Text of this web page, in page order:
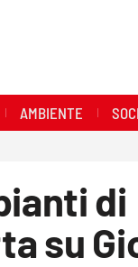
AMBIENTE
di
su